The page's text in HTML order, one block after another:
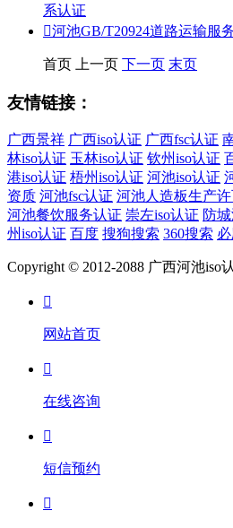
系认证
河池GB/T20924道路运输服
首页 上一页 下一页 末页
友情链接：
广西景祥 广西iso认证 广西fsc认证
林iso认证 玉林iso认证 钦州iso认证
港iso认证 梧州iso认证 河池iso认证
资质 河池fsc认证 河池人造板生产
河池餐饮服务认证 崇左iso认证 防
州iso认证 百度 搜狗搜索 360搜索
Copyright © 2012-2088 广西河池iso

网站首页

在线咨询

短信预约
